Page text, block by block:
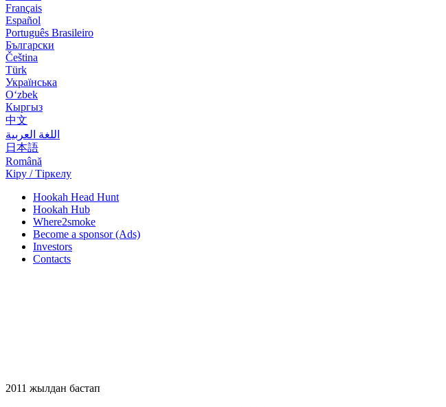
Français
Español
Português Brasileiro
Български
Čeština
Türk
Українська
Оʻzbek
Кыргыз
中文
اللغة العربية
日本語
Română
Кіру / Тіркелу
Hookah Head Hunt
Hookah Hub
Where2smoke
Become a sponsor (Ads)
Investors
Contacts
2011 жылдан бастап